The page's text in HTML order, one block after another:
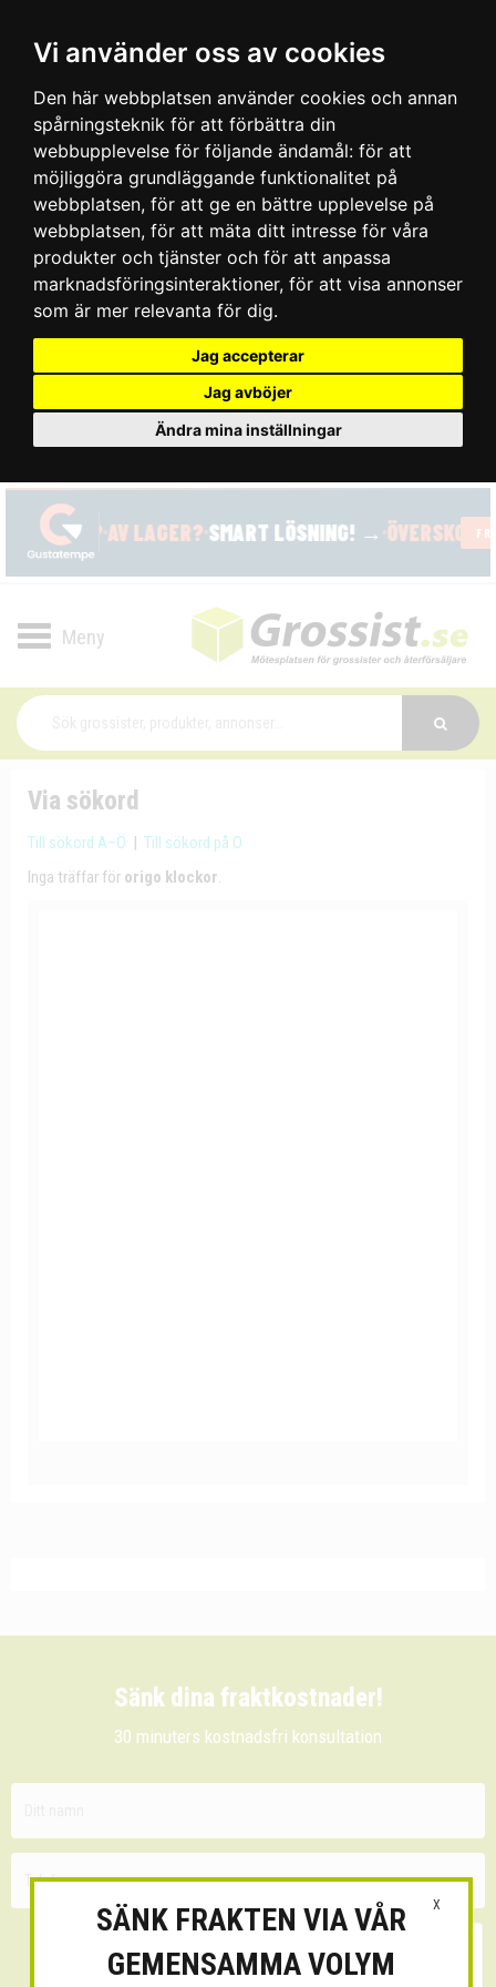
Vi använder oss av cookies
Den här webbplatsen använder cookies och annan
spårningsteknik för att förbättra din
webbupplevelse för följande ändamål: för att
möjliggöra grundläggande funktionalitet på
webbplatsen, för att ge en bättre upplevelse på
webbplatsen, för att mäta ditt intresse för våra
produkter och tjänster och för att anpassa
marknadsföringsinteraktioner, för att visa annonser
som är mer relevanta för dig.
Jag accepterar
Jag avböjer
Ändra mina inställningar
Toggle
Via sökord
Till sökord A–Ö | Till sökord på O
Inga träffar för origo klockor.
Sänk dina fraktkostnader!
30 minuters kostnadsfri konsultation
X
SÄNK FRAKTEN VIA VÅR
GEMENSAMMA VOLYM